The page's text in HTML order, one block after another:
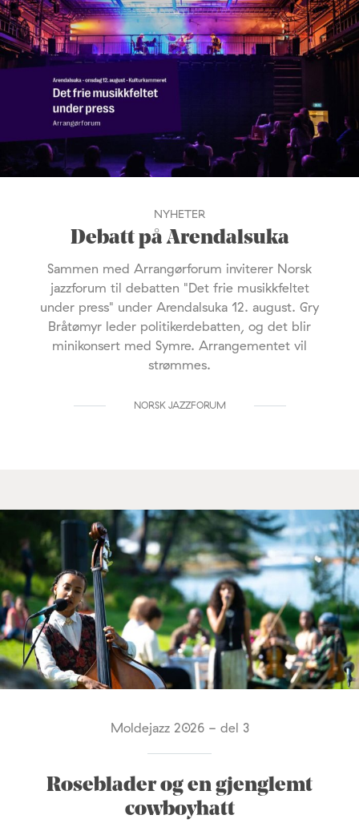
NYHETER
Debatt på Arendalsuka
Sammen med Arrangørforum inviterer Norsk
jazzforum til debatten "Det frie musikkfeltet
under press" under Arendalsuka 12. august. Gry
Bråtømyr leder politikerdebatten, og det blir
minikonsert med Symre. Arrangementet vil
strømmes.
NORSK JAZZFORUM
Moldejazz 2026 - del 3
Roseblader og en gjenglemt
cowboyhatt